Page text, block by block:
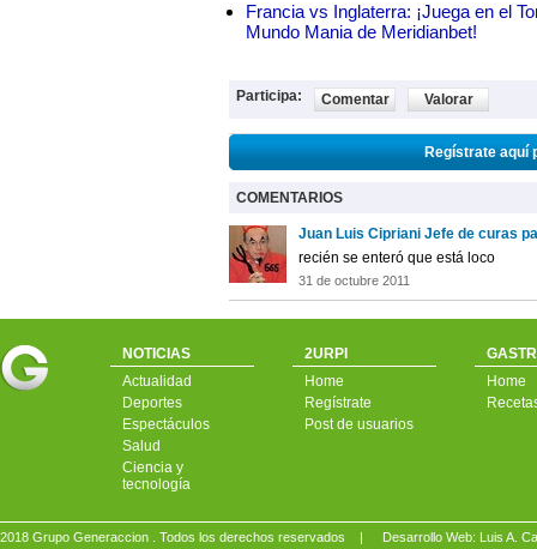
Francia vs Inglaterra: ¡Juega en el
Mundo Mania de Meridianbet!
Participa: Comentar Valorar
Regístrate aquí
COMENTARIOS
Juan Luis Cipriani Jefe de curas
recién se enteró que está loco
31 de octubre 2011
NOTICIAS
Actualidad
Deportes
Espectáculos
Salud
Ciencia y
tecnología
2URPI
Home
Regístrate
Post de usuarios
Home
2018 Grupo Generaccion . Todos los derechos reservados | Desarrollo Web: Luis